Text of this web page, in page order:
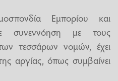
Εμπορίου και
σε συνεννόηση με τους
τεσσάρων νομών, έχει
αργίας, όπως συμβαίνει